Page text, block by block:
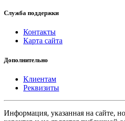
Служба поддержки
Контакты
Карта сайта
Дополнительно
Клиентам
Реквизиты
Информация, указанная на сайте,